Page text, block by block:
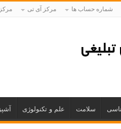
شماره حساب ها مرکز آی تی
سلامت علم و تکنولوژی